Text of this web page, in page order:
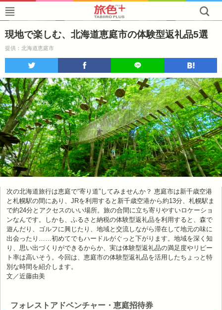
現地で楽しむ、北海道恵庭市の体験型返礼品5選
提供：北海道恵庭市
次の北海道旅行は恵庭で“寄り道”してみませんか？ 恵庭市は新千歳空港
と札幌駅の間にあり、JRを利用すると新千歳空港から約13分、札幌駅ま
で約24分とアクセスのいい場所。旅の合間に立ち寄りやすいロケーショ
ンなんです。しかも、ふるさと納税の体験型返礼品を利用すると、森で
遊んだり、ゴルフに興じたり、地域と交流しながら滞在して地元の味に
出会ったり……初めてでもハードルがぐっと下がります。地域を深く知
り、思い出づくりができるからか、実は体験型返礼品の満足度やリピー
ト率は高いそう。今回は、恵庭市の体験型返礼品を活用したちょっと特
別な時間を紹介します。
文／近藤由美
フォレストアドベンチャー・恵庭招待券